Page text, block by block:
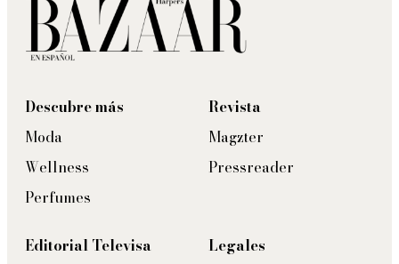
Descubre más
Moda
Wellness
Perfumes
Revista
Magzter
Pressreader
Editorial Televisa
Legales